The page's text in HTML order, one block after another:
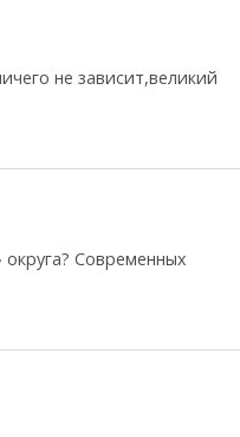
не зависит,великий
Современных